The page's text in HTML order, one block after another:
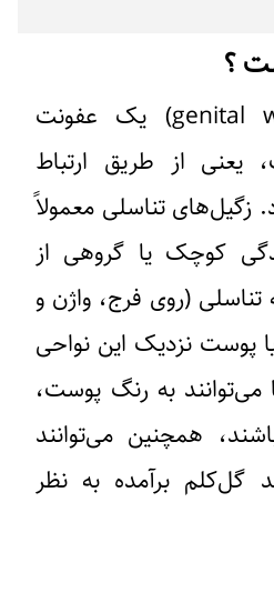
؟
(genital wart) یک عفونت
یعنی از طریق ارتباط
تناسلی معمولاً
کوچک یا گروهی از
(روی فرج، واژن و
پوست نزدیک این نواحی
به رنگ پوست،
همچنین می‌توانند
گل‌کلم برآمده به نظر